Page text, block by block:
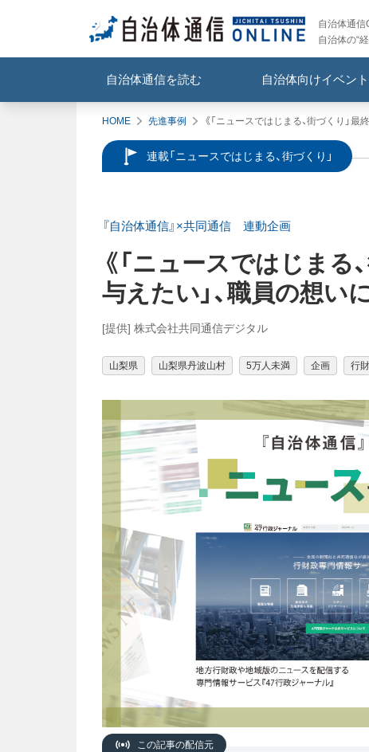
自治体通信
自治体の“
自治体通信を読む 自治体向けイベント
HOME 先進事例 《「ニュースではじまる、街づくり」
連載「ニュースではじまる、街づくり」
『自治体通信』×共同通信 連動企画
《「ニュースではじまる
与えたい」、職員の想い
[提供] 株式会社共同通信デジタル
山梨県 山梨県丹波山村 5万人未満 企画 行
この記事の配信元